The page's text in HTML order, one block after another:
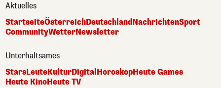
Aktuelles
StartseiteÖsterreichDeutschlandNachrichtenSport
CommunityWetterNewsletter
Unterhaltsames
StarsLeuteKulturDigital HoroskopHeute Games
Heute KinoHeute TV